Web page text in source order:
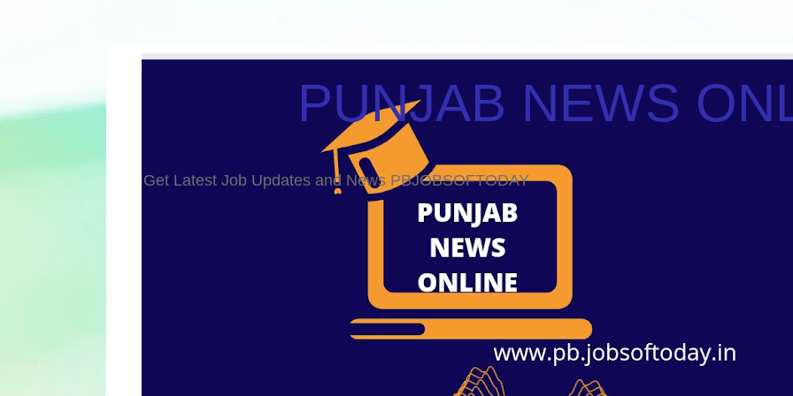
PUNJAB NEWS
Get Latest Job Updates and News PBJOBSOFTODAY